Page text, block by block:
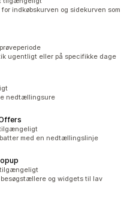
indkøbskurven og sidekurven som
ugentligt eller på specifikke dage
nedtællingsure
med en nedtællingslinje
tilgængeligt
og widgets til lav